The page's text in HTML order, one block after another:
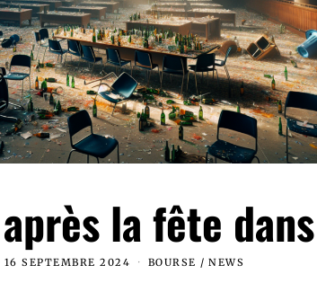
la fête
16 SEPTEMBRE 2024 BOURSE / NEWS